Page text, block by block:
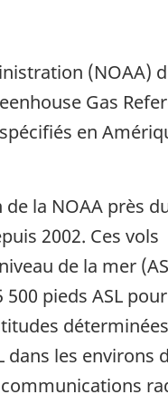
(NOAA)
Gas
en
la NOAA près
2002. Ces vols
de la mer
pieds ASL
les environs
communications